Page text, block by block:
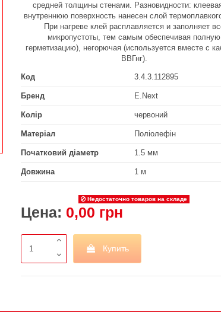
средней толщины стенами. Разновидности:
внутреннюю поверхность нанесен слой
При нагреве клей расплавляется и заполняет
микропустоты, тем самым обеспечивая полную
герметизацию), негорючая (используется вместе с
ВВГнг).
Код 3.4.3.112895
Бренд E.Next
Колір червоний
Матеріал Поліолефін
Початковий діаметр 1.5 мм
Довжина 1 м
Недостаточно товаров на складе
Цена: 0,00 грн
Купить